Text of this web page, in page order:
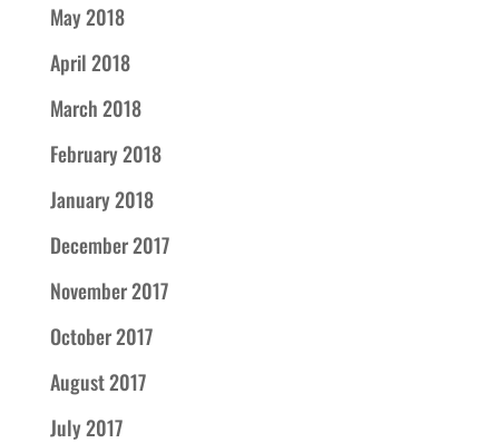
May 2018
April 2018
March 2018
February 2018
January 2018
December 2017
November 2017
October 2017
August 2017
July 2017